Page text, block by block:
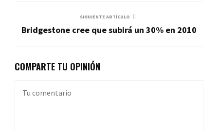
SIGUIENTE ARTÍCULO
Bridgestone cree que subirá un 30% en 2010
COMPARTE TU OPINIÓN